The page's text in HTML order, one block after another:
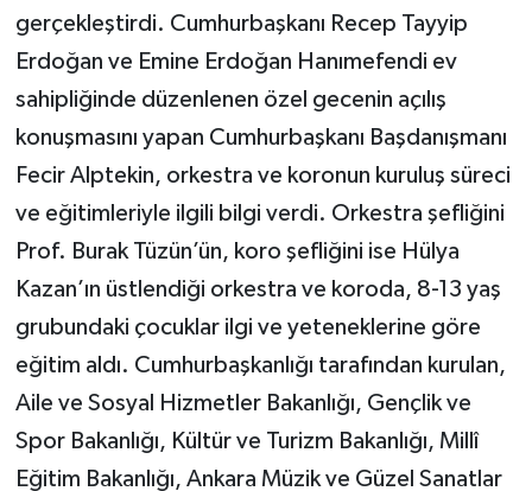
gerçekleştirdi. Cumhurbaşkanı Recep Tayyip
Erdoğan ve Emine Erdoğan Hanımefendi ev
sahipliğinde düzenlenen özel gecenin açılış
konuşmasını yapan Cumhurbaşkanı Başdanışmanı
Fecir Alptekin, orkestra ve koronun kuruluş süreci
ve eğitimleriyle ilgili bilgi verdi. Orkestra şefliğini
Prof. Burak Tüzün’ün, koro şefliğini ise Hülya
Kazan’ın üstlendiği orkestra ve koroda, 8-13 yaş
grubundaki çocuklar ilgi ve yeteneklerine göre
eğitim aldı. Cumhurbaşkanlığı tarafından kurulan,
Aile ve Sosyal Hizmetler Bakanlığı, Gençlik ve
Spor Bakanlığı, Kültür ve Turizm Bakanlığı, Millî
Eğitim Bakanlığı, Ankara Müzik ve Güzel Sanatlar